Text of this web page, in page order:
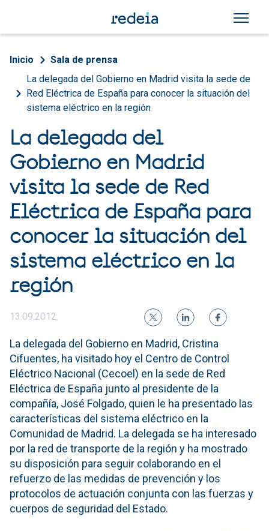
Sobrescribir enlaces de
Inicio
Sala de prensa
La delegada del Gobierno en Madrid visita la sede de
Red Eléctrica de España para conocer la situación del
sistema eléctrico en la región
La delegada del
Gobierno en Madrid
visita la sede de Red
Eléctrica de España para
conocer la situación del
sistema eléctrico en la
región
13.09.2012
La delegada del Gobierno en Madrid, Cristina
Cifuentes, ha visitado hoy el Centro de Control
Eléctrico Nacional (Cecoel) en la sede de Red
Eléctrica de España junto al presidente de la
compañía, José Folgado, quien le ha presentado las
características del sistema eléctrico en la
Comunidad de Madrid. La delegada se ha interesado
por la red de transporte de la región y ha mostrado
su disposición para seguir colaborando en el
refuerzo de las medidas de prevención y los
protocolos de actuación conjunta con las fuerzas y
cuerpos de seguridad del Estado.